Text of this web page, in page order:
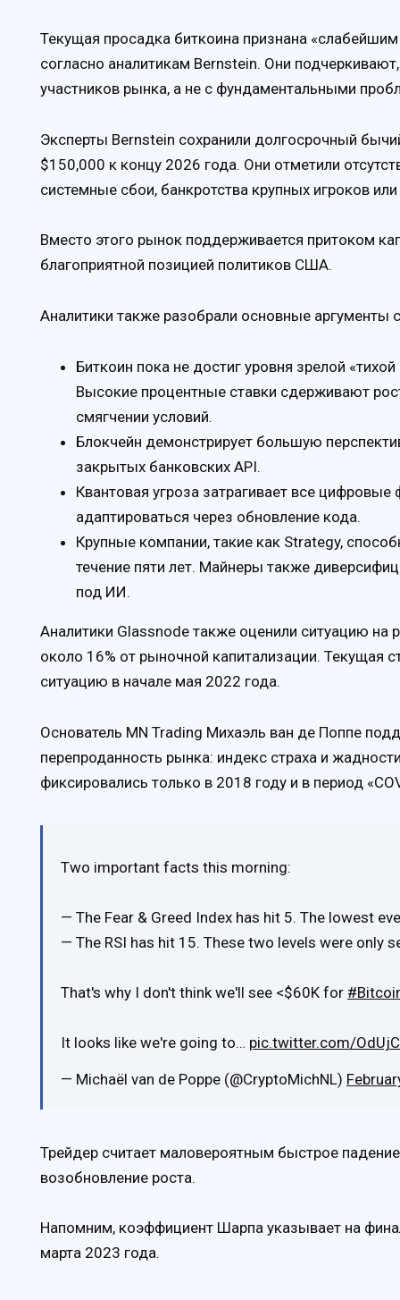
Текущая просадка биткоина признана
согласно аналитикам Bernstein. Они
участников рынка, а не с фундаментальными
Эксперты Bernstein сохранили долгосрочный
$150,000 к концу 2026 года. Они отметили
системные сбои, банкротства крупных игроков
Вместо этого рынок поддерживается притоком
благоприятной позицией политиков США.
Аналитики также разобрали основные аргументы
Биткоин пока не достиг уровня зрелой
Высокие процентные ставки сдерживают
смягчении условий.
Блокчейн демонстрирует большую
закрытых банковских API.
Квантовая угроза затрагивает все
адаптироваться через обновление кода.
Крупные компании, такие как Strategy,
течение пяти лет. Майнеры также
под ИИ.
Аналитики Glassnode также оценили ситуацию на
около 16% от рыночной капитализации. Текущая
ситуацию в начале мая 2022 года.
Основатель MN Trading Михаэль ван де Поппе
перепроданность рынка: индекс страха и
фиксировались только в 2018 году и в период
Two important facts this morning:
— The Fear & Greed Index has hit 5. The lowest
— The RSI has hit 15. These two levels were only
That's why I don't think we'll see <$60K for
It looks like we're going to… pic.twitter.com/
— Michaël van de Poppe (@CryptoMichNL)
Трейдер считает маловероятным быстрое
возобновление роста.
Напомним, коэффициент Шарпа указывает на
марта 2023 года.